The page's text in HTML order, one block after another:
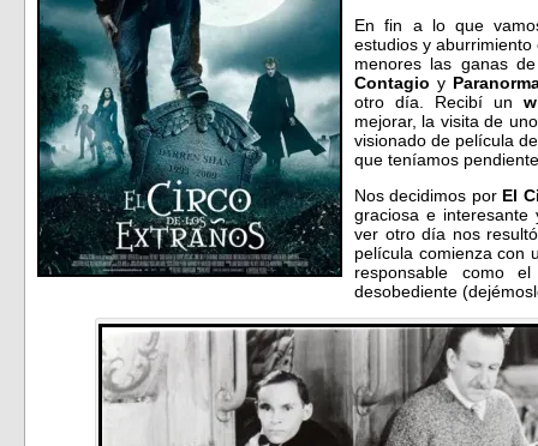
En fin a lo que
estudios y
menores las ganas
Contagio y
otro día. Recibí un
mejorar, la visita de
visionado de película
que teníamos
Nos decidimos por El
graciosa e
ver otro día nos
película comienza con
responsable como
desobediente